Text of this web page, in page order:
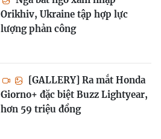
Orikhiv, Ukraine tập hợp lực
lượng phản công
[GALLERY] Ra mắt Honda
Giorno+ đặc biệt Buzz Lightyear,
hơn 59 triệu đồng